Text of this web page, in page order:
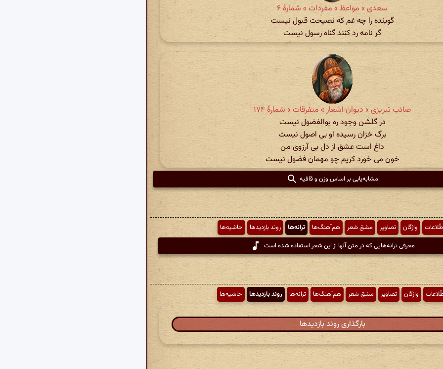
سعدی » مواعظ » مفردات » شمارهٔ ۶
گوینده را چه غم که نصیحت قبول نیست
گر نامه رد کنند گناه رسول نیست
صائب تبریزی » دیوان اشعار » متفرقات » شمارهٔ ۱۷۴
در گلشن وجود ره بوالفضول نیست
برگ خزان رسیده او بی اصول نیست
داغ است عشق از دل بی آرزوی من
خون می خورد کریم چو مهمان فضول نیست
مشابه‌یابی بر اساس وزن و قافیه
واژگان تصاویر مشق شعر هم‌آهنگ‌ها ترانه‌ها روند بازدیدها
حاشیه‌ها
معرفی ترانه‌هایی که در متن آنها از این شعر استفاده شده است
واژگان تصاویر مشق شعر هم‌آهنگ‌ها ترانه‌ها روند بازدیدها حاشیه‌ها
بارگذاری روند بازدیدها